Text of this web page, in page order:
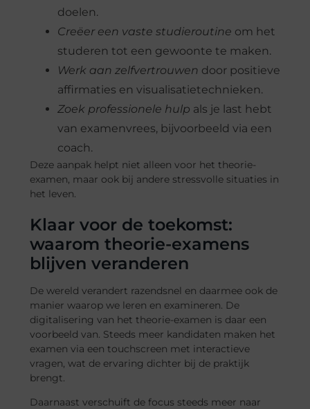
doelen.
Creëer een vaste studieroutine om het
studeren tot een gewoonte te maken.
Werk aan zelfvertrouwen door positieve
affirmaties en visualisatietechnieken.
Zoek professionele hulp als je last hebt
van examenvrees, bijvoorbeeld via een
coach.
Deze aanpak helpt niet alleen voor het theorie-
examen, maar ook bij andere stressvolle situaties in
het leven.
Klaar voor de toekomst:
waarom theorie-examens
blijven veranderen
De wereld verandert razendsnel en daarmee ook de
manier waarop we leren en examineren. De
digitalisering van het theorie-examen is daar een
voorbeeld van. Steeds meer kandidaten maken het
examen via een touchscreen met interactieve
vragen, wat de ervaring dichter bij de praktijk
brengt.
Daarnaast verschuift de focus steeds meer naar